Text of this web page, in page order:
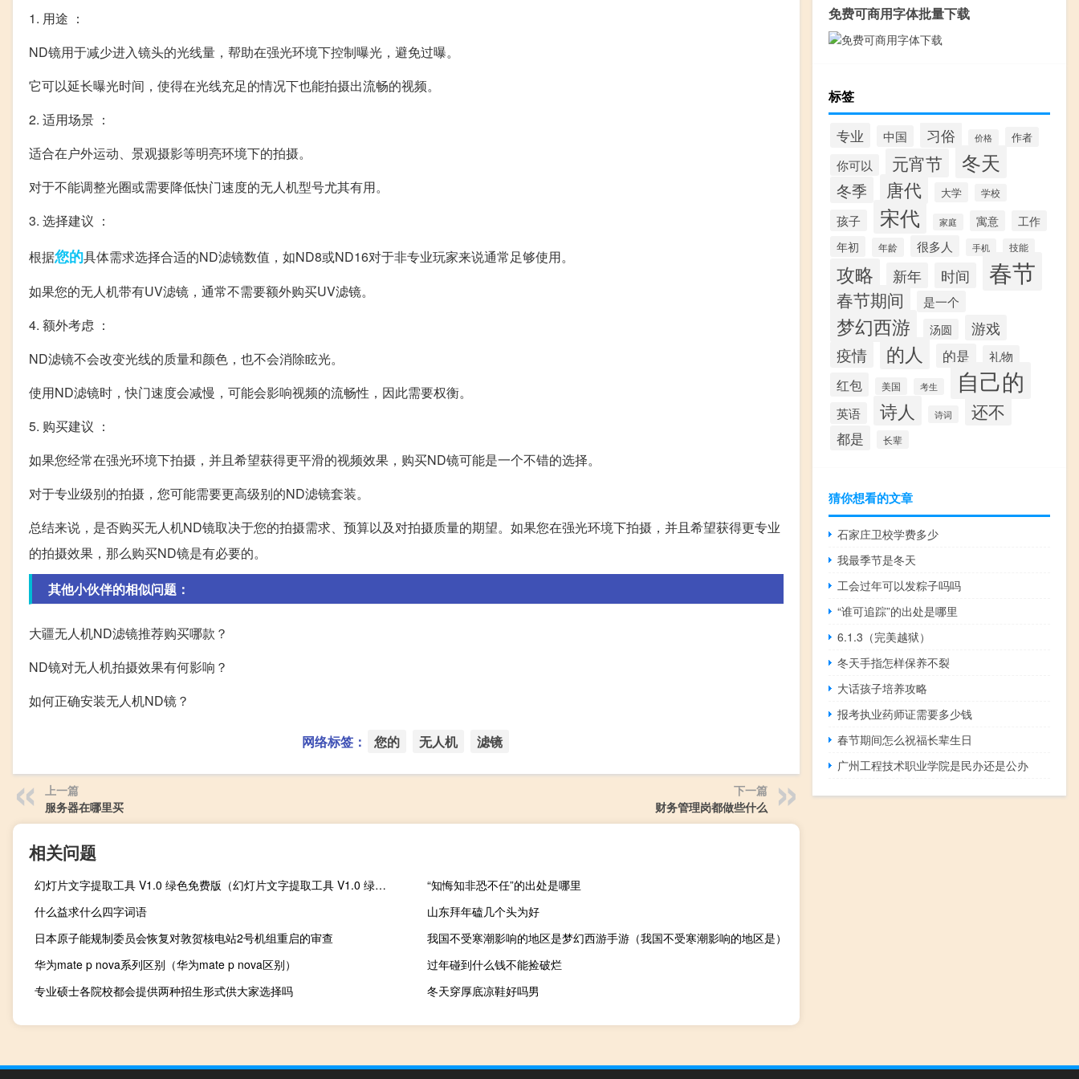
1. 用途 ：
ND镜用于减少进入镜头的光线量，帮助在强光环境下控制曝光，避免过曝。
它可以延长曝光时间，使得在光线充足的情况下也能拍摄出流畅的视频。
2. 适用场景 ：
适合在户外运动、景观摄影等明亮环境下的拍摄。
对于不能调整光圈或需要降低快门速度的无人机型号尤其有用。
3. 选择建议 ：
根据您的具体需求选择合适的ND滤镜数值，如ND8或ND16对于非专业玩家来说通常足够使用。
如果您的无人机带有UV滤镜，通常不需要额外购买UV滤镜。
4. 额外考虑 ：
ND滤镜不会改变光线的质量和颜色，也不会消除眩光。
使用ND滤镜时，快门速度会减慢，可能会影响视频的流畅性，因此需要权衡。
5. 购买建议 ：
如果您经常在强光环境下拍摄，并且希望获得更平滑的视频效果，购买ND镜可能是一个不错的选择。
对于专业级别的拍摄，您可能需要更高级别的ND滤镜套装。
总结来说，是否购买无人机ND镜取决于您的拍摄需求、预算以及对拍摄质量的期望。如果您在强光环境下拍摄，并且希望获得更专业
的拍摄效果，那么购买ND镜是有必要的。
其他小伙伴的相似问题：
大疆无人机ND滤镜推荐购买哪款？
ND镜对无人机拍摄效果有何影响？
如何正确安装无人机ND镜？
网络标签： 您的 无人机 滤镜
上一篇
服务器在哪里买
下一篇
财务管理岗都做些什么
相关问题
幻灯片文字提取工具 V1.0 绿色免费版（幻灯片文字提取工具 V1.0 绿色免费版功能简介）
“知悔知非恐不任”的出处是哪里
什么益求什么四字词语
山东拜年磕几个头为好
日本原子能规制委员会恢复对敦贺核电站2号机组重启的审查
我国不受寒潮影响的地区是梦幻西游手游（我国不受寒潮影响的地区是）
华为mate p nova系列区别（华为mate p nova区别）
过年碰到什么钱不能捡破烂
专业硕士各院校都会提供两种招生形式供大家选择吗
冬天穿厚底凉鞋好吗男
免费可商用字体批量下载
标签
专业 中国 习俗 价格 作者
你可以 元宵节 冬天
冬季 唐代 大学 学校
孩子 宋代 家庭 寓意
工作
年初
年龄 很多人 手机 技能
攻略 新年 时间 春节
春节期间 是一个
梦幻西游 汤圆 游戏
疫情 的人 的是 礼物
红包 美国 考生 自己的
英语 诗人 诗词 还不
都是 长辈
猜你想看的文章
石家庄卫校学费多少
我最季节是冬天
工会过年可以发粽子吗吗
“谁可追踪”的出处是哪里
6.1.3（完美越狱）
冬天手指怎样保养不裂
大话孩子培养攻略
报考执业药师证需要多少钱
春节期间怎么祝福长辈生日
广州工程技术职业学院是民办还是公办